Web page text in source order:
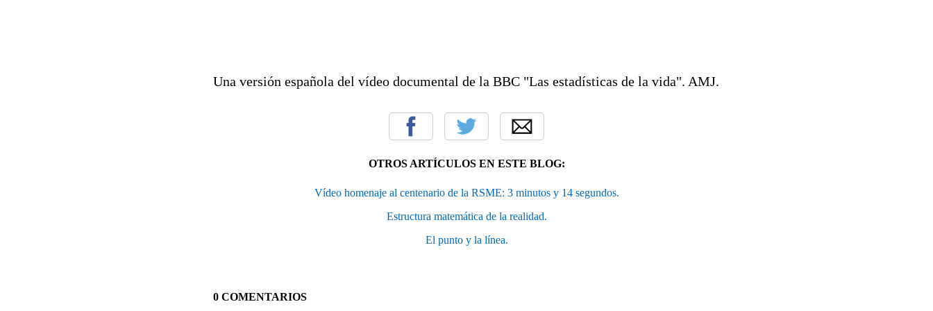
Una versión española del vídeo documental de la BBC "Las estadísticas de la vida". AMJ.
OTROS ARTÍCULOS EN ESTE BLOG:
Vídeo homenaje al centenario de la RSME: 3 minutos y 14 segundos.
Estructura matemática de la realidad.
El punto y la línea.
0 COMENTARIOS